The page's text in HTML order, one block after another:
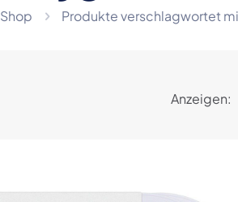
Shop Produkte verschlagwortet
Anzeigen: